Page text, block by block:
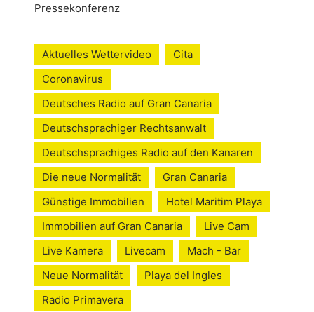
Pressekonferenz
Aktuelles Wettervideo
Cita
Coronavirus
Deutsches Radio auf Gran Canaria
Deutschsprachiger Rechtsanwalt
Deutschsprachiges Radio auf den Kanaren
Die neue Normalität
Gran Canaria
Günstige Immobilien
Hotel Maritim Playa
Immobilien auf Gran Canaria
Live Cam
Live Kamera
Livecam
Mach - Bar
Neue Normalität
Playa del Ingles
Radio Primavera